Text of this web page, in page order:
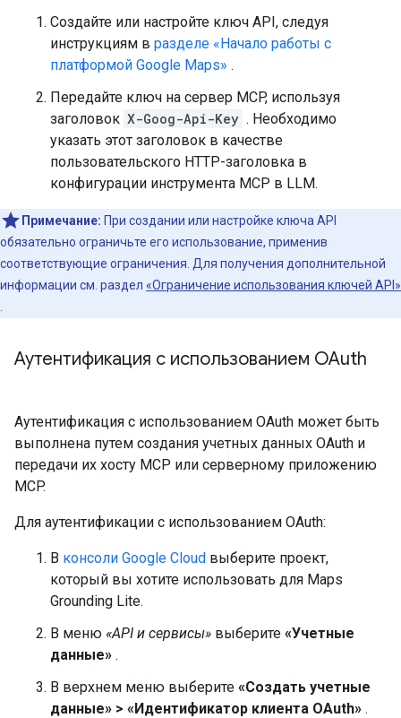
Создайте или настройте ключ API, следуя
инструкциям в разделе «Начало работы с
платформой Google Maps» .
Передайте ключ на сервер MCP, используя
заголовок X-Goog-Api-Key . Необходимо
указать этот заголовок в качестве
пользовательского HTTP-заголовка в
конфигурации инструмента MCP в LLM.
Примечание: При создании или настройке ключа API
обязательно ограничьте его использование, применив
соответствующие ограничения. Для получения дополнительной
информации см. раздел «Ограничение использования ключей API»
Аутентификация с использованием OAuth
Аутентификация с использованием OAuth может быть
выполнена путем создания учетных данных OAuth и
передачи их хосту MCP или серверному приложению
MCP.
Для аутентификации с использованием OAuth:
В консоли Google Cloud выберите проект,
который вы хотите использовать для Maps
Grounding Lite.
В меню «API и сервисы» выберите «Учетные
данные» .
В верхнем меню выберите «Создать учетные
данные» > «Идентификатор клиента OAuth» .